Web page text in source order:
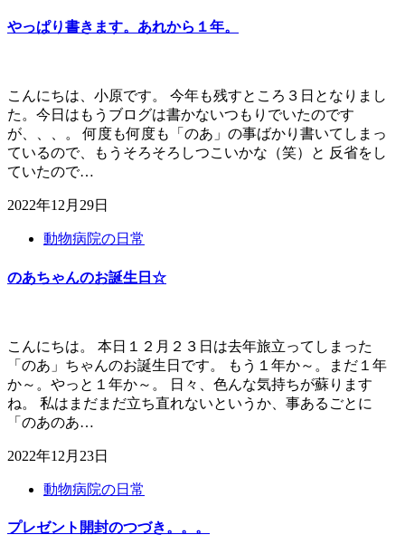
やっぱり書きます。あれから１年。
こんにちは、小原です。 今年も残すところ３日となりまし
た。今日はもうブログは書かないつもりでいたのです
が、、、。 何度も何度も「のあ」の事ばかり書いてしまっ
ているので、もうそろそろしつこいかな（笑）と 反省をし
ていたので…
2022年12月29日
動物病院の日常
のあちゃんのお誕生日☆
こんにちは。 本日１２月２３日は去年旅立ってしまった
「のあ」ちゃんのお誕生日です。 もう１年か～。まだ１年
か～。やっと１年か～。 日々、色んな気持ちが蘇ります
ね。 私はまだまだ立ち直れないというか、事あるごとに
「のあのあ…
2022年12月23日
動物病院の日常
プレゼント開封のつづき。。。